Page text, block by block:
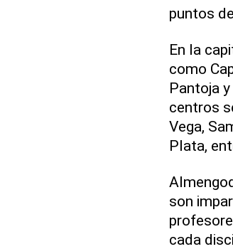
puntos
En la
como
Pantoja
centros
Vega,
Plata,
son
cada